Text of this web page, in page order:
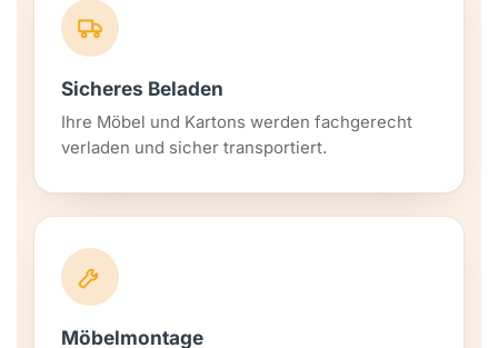
Sicheres Beladen
Ihre Möbel und Kartons werden fachgerecht
verladen und sicher transportiert.
Möbelmontage